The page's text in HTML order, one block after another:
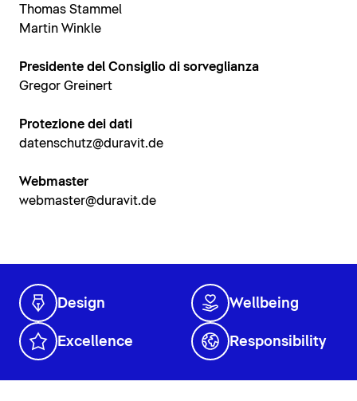
Thomas Stammel
Martin Winkle
Presidente del Consiglio di sorveglianza
Gregor Greinert
Protezione dei dati
datenschutz@duravit.de
Webmaster
webmaster@duravit.de
Design Wellbeing
Excellence Responsibility